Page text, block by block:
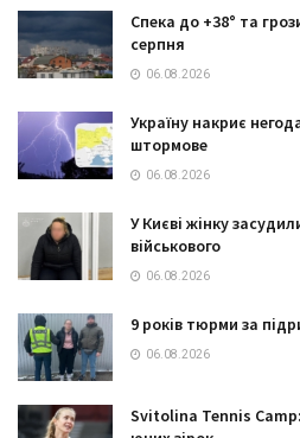
Спека до +38° та
серпня
06.08.2026
Україну накриє
штормове
06.08.2026
У Києві жінку
військового
06.08.2026
9 років тюрми за
06.08.2026
Svitolina Tennis